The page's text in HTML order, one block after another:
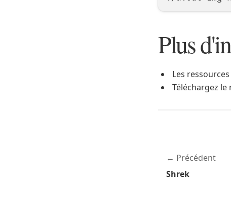
Plus
Les
Téléchargez
Précédent
Shrek